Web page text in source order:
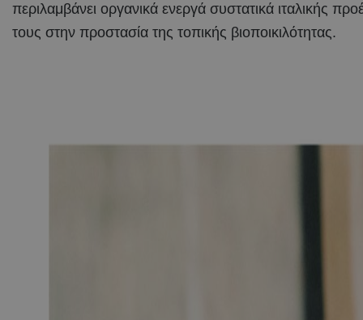
περιλαμβάνει οργανικά ενεργά συστατικά ιταλικής
τους στην προστασία της τοπικής βιοποικιλότητας.